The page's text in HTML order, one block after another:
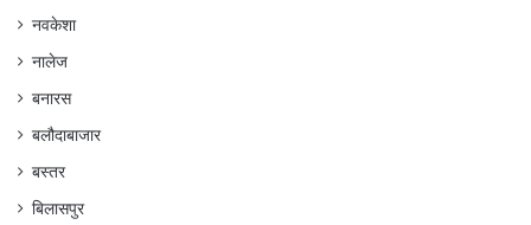
नवकेशा
नालेज
बनारस
बलौदाबाजार
बस्तर
बिलासपुर